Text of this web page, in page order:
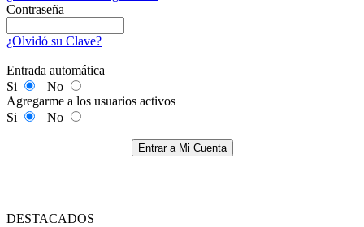
Contraseña
¿Olvidó su Clave?
Entrada automática
Si
No
Agregarme a los usuarios activos
Si
No
Entrar a Mi Cuenta
DESTACADOS